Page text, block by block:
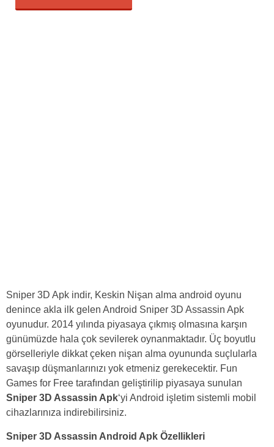
Sniper 3D Apk indir, Keskin Nişan alma android oyunu
denince akla ilk gelen Android Sniper 3D Assassin Apk
oyunudur. 2014 yılında piyasaya çıkmış olmasına karşın
günümüzde hala çok sevilerek oynanmaktadır. Üç boyutlu
görselleriyle dikkat çeken nişan alma oyununda suçlularla
savaşıp düşmanlarınızı yok etmeniz gerekecektir. Fun
Games for Free tarafından geliştirilip piyasaya sunulan
Sniper 3D Assassin Apk‘yi Android işletim sistemli mobil
cihazlarınıza indirebilirsiniz.
Sniper 3D Assassin Android Apk Özellikleri